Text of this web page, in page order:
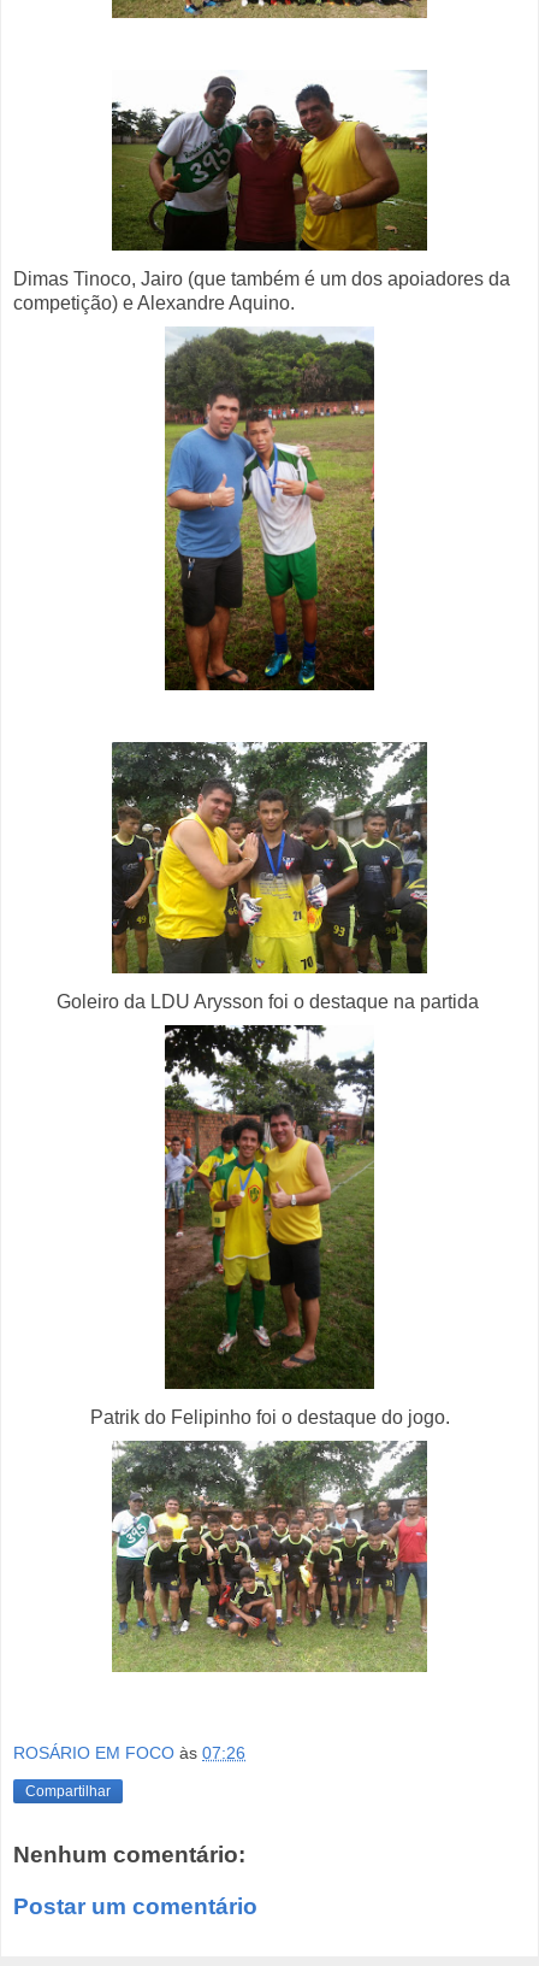
Dimas Tinoco, Jairo (que também é um dos apoiadores da
competição) e Alexandre Aquino.
Goleiro da LDU Arysson foi o destaque na partida
Patrik do Felipinho foi o destaque do jogo.
ROSÁRIO EM FOCO às 07:26
Compartilhar
Nenhum comentário:
Postar um comentário